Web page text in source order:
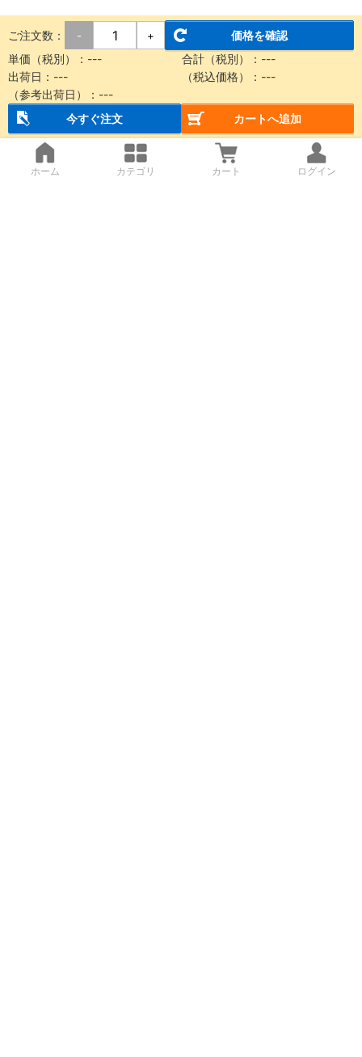
ご注文数： - +
価格を確認
単価（税別）： --- 合計（税別）： ---
出荷日： --- （税込価格）： ---
（参考出荷日）： ---
今すぐ注文
カートへ追加
ホーム カテゴリ カート ログイン